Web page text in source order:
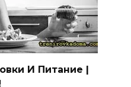
И Питание |